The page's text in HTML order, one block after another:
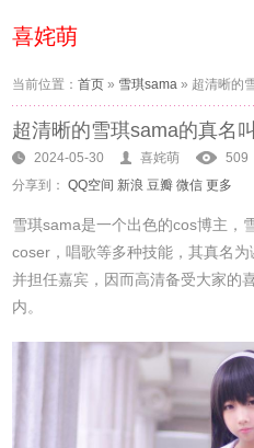
喜姹萌
当前位置：首页 » 雪琪sama » 超清晰的
超清晰的雪琪sama的真名
2024-05-30 喜姹萌
509
分享到： QQ空间 新浪 豆瓣 微信 更多
雪琪sama是一个出色的cos博主，
coser，唱歌等多种技能，其真名
并担任嘉宾，因而高清备受大家的
内。